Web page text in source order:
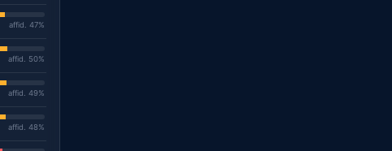
affid. 47%
affid. 50%
affid. 49%
affid. 48%